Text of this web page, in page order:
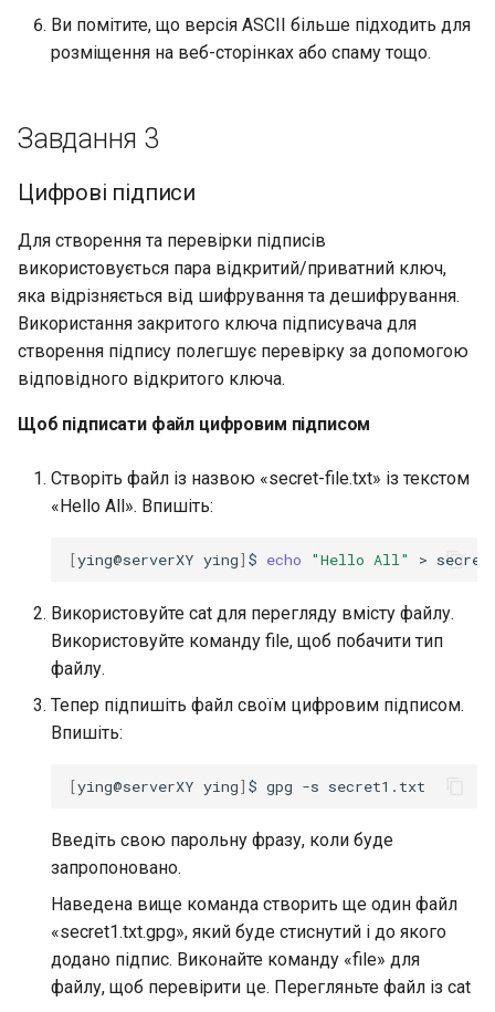
Ви помітите, що версія ASCII більше підходить для
розміщення на веб-сторінках або спаму тощо.
Завдання 3
Цифрові підписи
Для створення та перевірки підписів
використовується пара відкритий/приватний ключ,
яка відрізняється від шифрування та дешифрування.
Використання закритого ключа підписувача для
створення підпису полегшує перевірку за допомогою
відповідного відкритого ключа.
Щоб підписати файл цифровим підписом
Створіть файл із назвою «secret-file.txt» із текстом
«Hello All». Впишіть:
[ying@serverXY ying] $ echo "Hello All" >
Використовуйте cat для перегляду вмісту файлу.
Використовуйте команду file, щоб побачити тип
файлу.
Тепер підпишіть файл своїм цифровим підписом.
Впишіть:
[ying@serverXY ying] $ gpg -s
Введіть свою парольну фразу, коли буде
запропоновано.
Наведена вище команда створить ще один файл
«secret1.txt.gpg», який буде стиснутий і до якого
додано підпис. Виконайте команду «file» для
файлу, щоб перевірити це. Перегляньте файл із cat